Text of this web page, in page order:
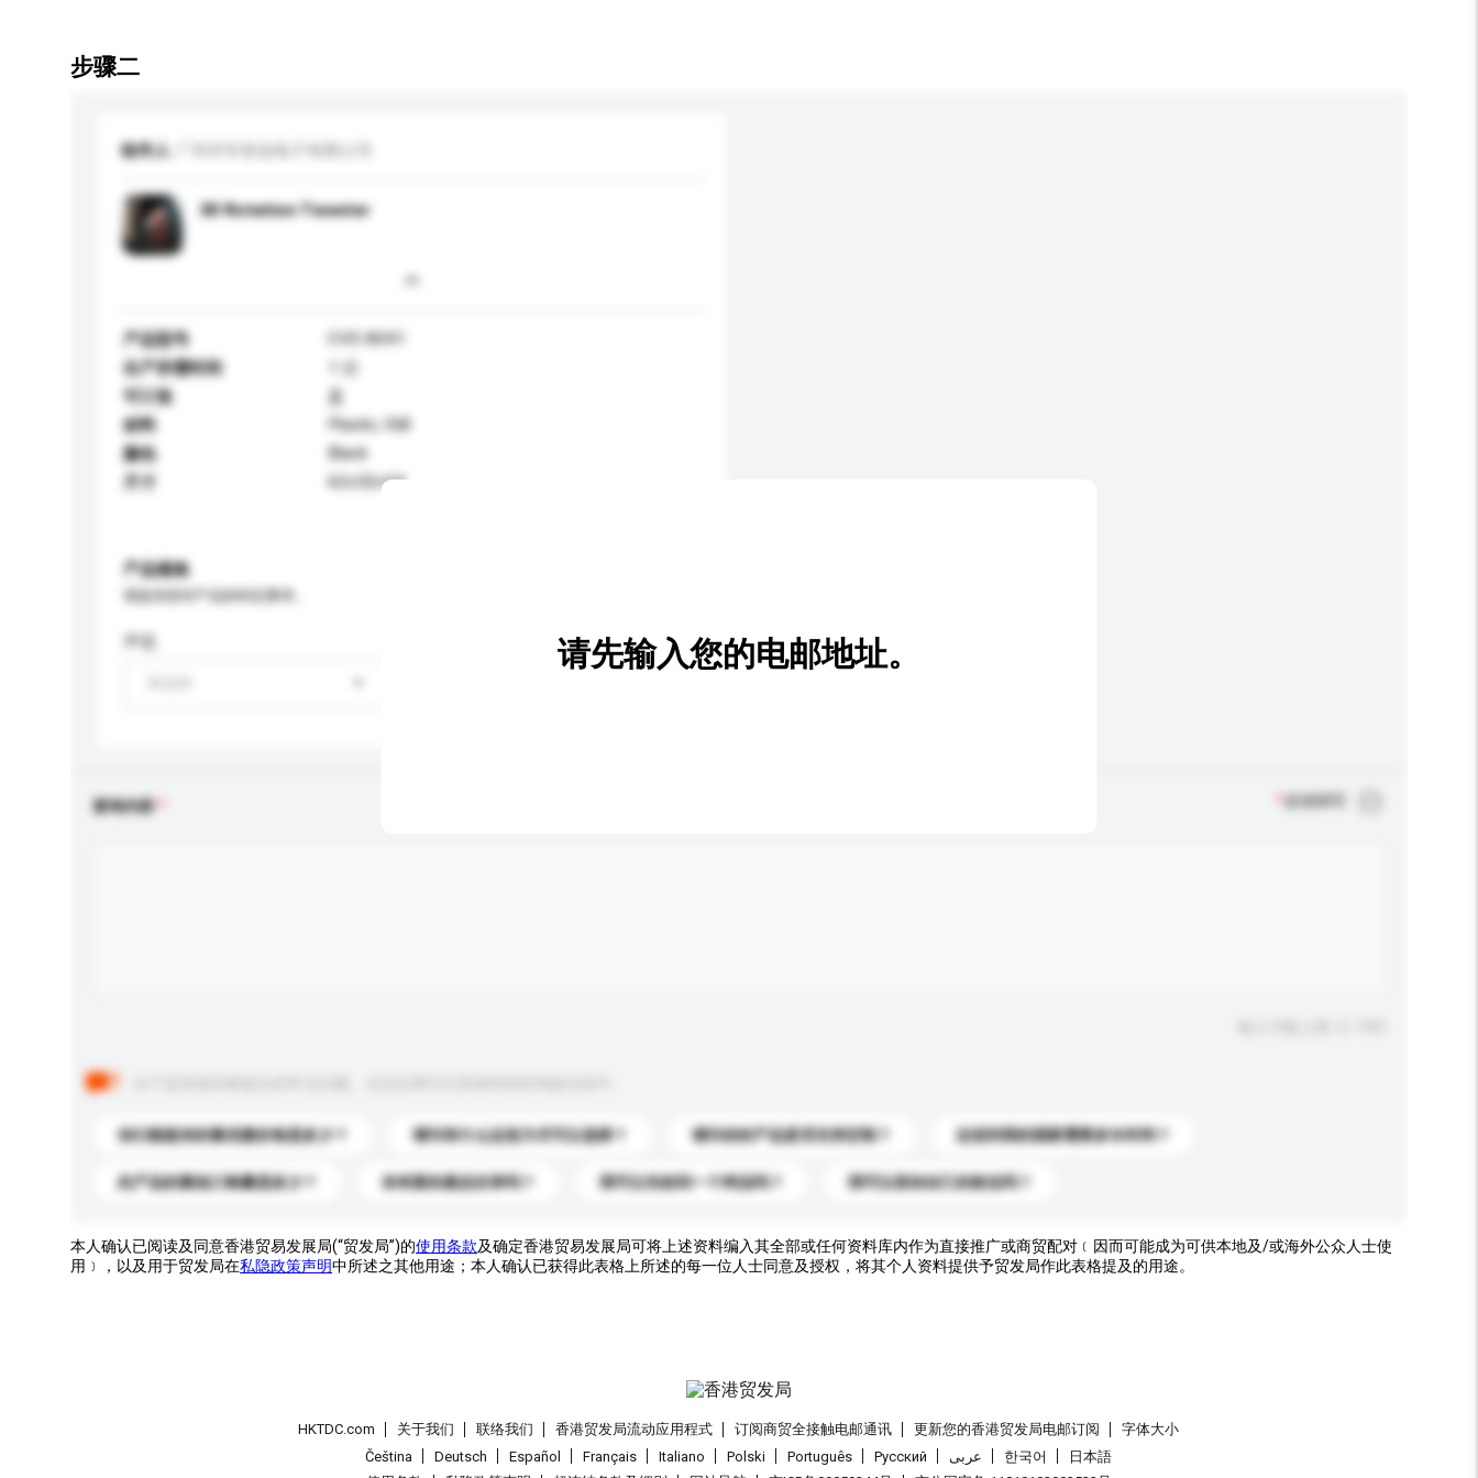
步骤二
收件人
3D Rotation Tweeter
产品型号
CVS-8041
生产所需时间
可订造
是
材料
Plastic, Still
颜色
Black
62x32x54
产品规格
声道
查询内容 必须填写
你们能提供的最优惠价格是多少？ 请问有什么运送方式可以选择？ 请问你的产品是否支持定制？ 运送到我的国家需要多长时间？
此产品的最低订购量是多少？ 你有新的產品目录吗？ 我可以先收到一个样品吗？ 我可以添加自己的标志吗？
请先输入您的电邮地址。
本人确认已阅读及同意香港贸易发展局(“贸发局”)的使用条款及确定香港贸易发展局可将上述资料编入其全部或任何资料库内作为直接推广或商贸配对﹝因而可能成为可供本地及/或海外公众人士使
用﹞，以及用于贸发局在私隐政策声明中所述之其他用途；本人确认已获得此表格上所述的每一位人士同意及授权，将其个人资料提供予贸发局作此表格提及的用途。
HKTDC.com 关于我们 联络我们 香港贸发局流动应用程式 订阅商贸全接触电邮通讯 更新您的香港贸发局电邮订阅
字体大小
Čeština
Deutsch Español Français Italiano Polski Português Pусский عربى 한국어
日本語